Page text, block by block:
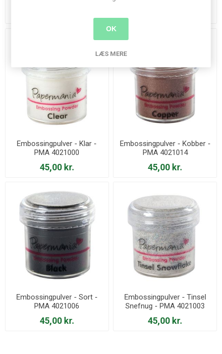
Embossingpulver - Klar -
PMA 4021000
45,00 kr.
Embossingpulver - Kobber -
PMA 4021014
45,00 kr.
Embossingpulver - Sort -
PMA 4021006
45,00 kr.
Embossingpulver - Tinsel
Snefnug - PMA 4021003
45,00 kr.
OK
LÆS MERE